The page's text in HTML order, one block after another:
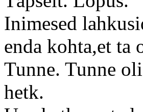
Inimesed
enda kohta,et ta
Tunne. Tunne
hetk.